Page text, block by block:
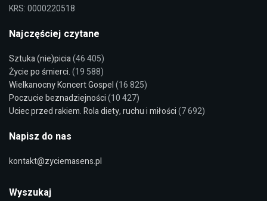
KRS: 0000220518
Najczęściej czytane
Sztuka (nie)picia(46 405)
Życie po śmierci.(19 588)
Wielkanocny Koncert Gospel(16 825)
Poczucie beznadziejności(10 427)
Uciec przed rakiem. Rola diety, ruchu i miłości(7 692)
Napisz do nas
kontakt@zyciemasens.pl
Wyszukaj